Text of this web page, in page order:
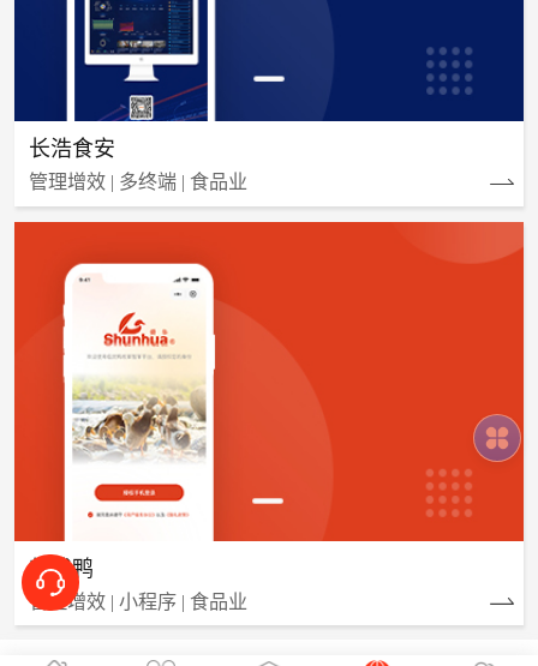
长浩食安
管理增效 | 多终端 | 食品业
临武鸭
管理增效 | 小程序 | 食品业